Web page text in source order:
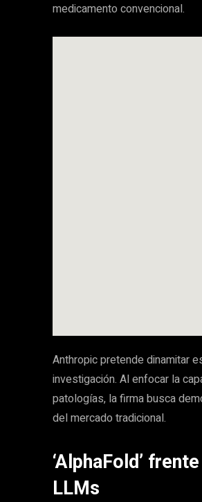
medicamento convencional.
Anthropic pretende dinamitar
investigación. Al enfocar la
patologías, la firma busca
del mercado tradicional.
‘AlphaFold’
LLMs